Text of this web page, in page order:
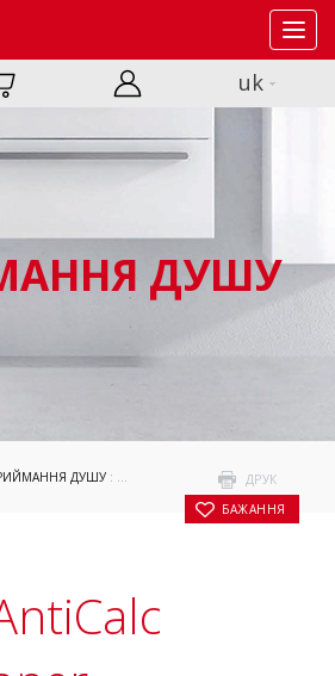
uk
ДУШУ
ДРУК
БАЖАННЯ
ДУШУ : ЧИСТЯЧІ ЗАСОБИ: RAVAK